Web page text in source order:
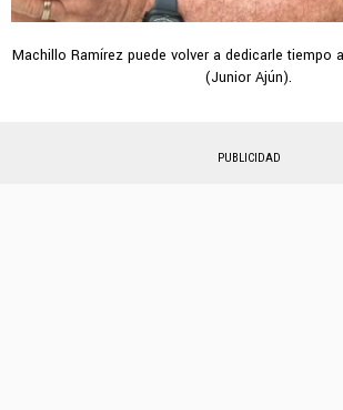
Machillo Ramírez puede volver a dedicarle tiempo
(Junior Ajún).
PUBLICIDAD